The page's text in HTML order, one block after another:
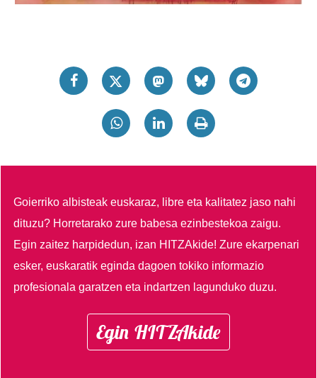
Goierriko albisteak euskaraz, libre eta kalitatez jaso nahi
dituzu? Horretarako zure babesa ezinbestekoa zaigu.
Egin zaitez harpidedun, izan HITZAkide!Zure ekarpenari
esker, euskaratik eginda dagoen tokiko informazio
profesionala garatzen eta indartzen lagunduko duzu.
Egin HITZAkide